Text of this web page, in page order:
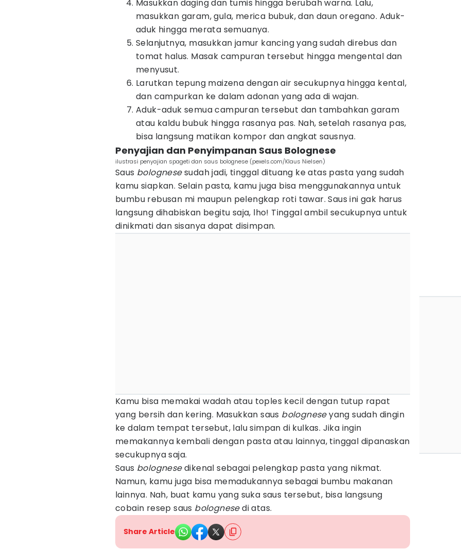
Masukkan daging dan tumis hingga berubah warna. Lalu,
masukkan garam, gula, merica bubuk, dan daun oregano. Aduk-
aduk hingga merata semuanya.
Selanjutnya, masukkan jamur kancing yang sudah direbus dan
tomat halus. Masak campuran tersebut hingga mengental dan
menyusut.
Larutkan tepung maizena dengan air secukupnya hingga kental,
dan campurkan ke dalam adonan yang ada di wajan.
Aduk-aduk semua campuran tersebut dan tambahkan garam
atau kaldu bubuk hingga rasanya pas. Nah, setelah rasanya pas,
bisa langsung matikan kompor dan angkat sausnya.
Penyajian dan Penyimpanan Saus Bolognese
ilustrasi penyajian spageti dan saus bolognese (pexels.com/Klaus Nielsen)
Saus bolognesesudah jadi, tinggal dituang ke atas pasta yang sudah
kamu siapkan. Selain pasta, kamu juga bisa menggunakannya untuk
bumbu rebusan mi maupun pelengkap roti tawar. Saus ini gak harus
langsung dihabiskan begitu saja, lho! Tinggal ambil secukupnya untuk
dinikmati dan sisanya dapat disimpan.
Kamu bisa memakai wadah atau toples kecil dengan tutup rapat
yang bersih dan kering. Masukkan saus bologneseyang sudah dingin
ke dalam tempat tersebut, lalu simpan di kulkas. Jika ingin
memakannya kembali dengan pasta atau lainnya, tinggal dipanaskan
secukupnya saja.
Saus bolognesedikenal sebagai pelengkap pasta yang nikmat.
Namun, kamu juga bisa memadukannya sebagai bumbu makanan
lainnya. Nah, buat kamu yang suka saus tersebut, bisa langsung
cobain resep saus bolognesedi atas.
Share Article